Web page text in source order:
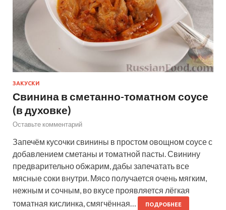
ЗАКУСКИ
Свинина в сметанно-томатном соусе
(в духовке)
Оставьте комментарий
Запечём кусочки свинины в простом овощном соусе с
добавлением сметаны и томатной пасты. Свинину
предварительно обжарим, дабы запечатать все
мясные соки внутри. Мясо получается очень мягким,
нежным и сочным, во вкусе проявляется лёгкая
томатная кислинка, смягчённая…
ПОДРОБНЕЕ